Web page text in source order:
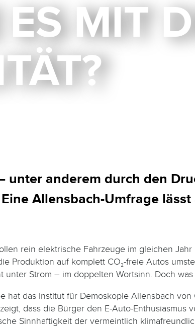
MIT
anderem durch den
Allensbach-Umfrage
rein elektrische Fahrzeuge im gleichen
Produk­tion auf komplett CO₂-freie Autos
Strom – im doppelten Wortsinn. Doch
das In­sti­tut für Demoskopie Allensbach
dass die Bürger den E-Auto-­Enthusiasmus
Sinnhaftigkeit der vermeintlich